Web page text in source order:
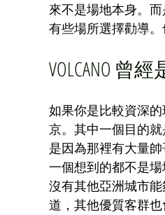
來不是場地本身。
有些場所選擇勸導。
VOLCANO
如果你是比較資深
京。其中一個目的
是因為那裡有大量
一個想到的都不是
沒有其他亞洲城市
道，其他優質客群也